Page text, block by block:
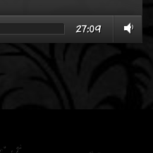
27:09